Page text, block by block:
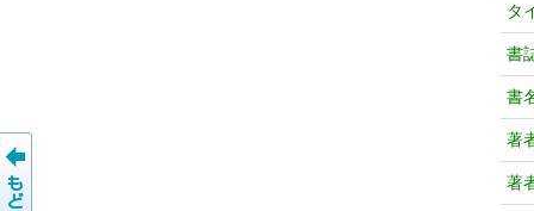
タ
書
書
著
著